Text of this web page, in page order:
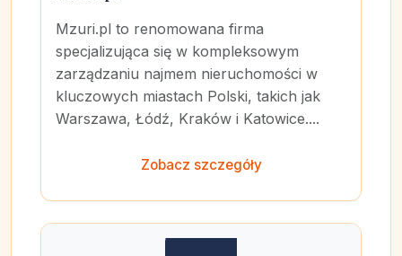
Mzuri.pl to renomowana firma
specjalizująca się w kompleksowym
zarządzaniu najmem nieruchomości w
kluczowych miastach Polski, takich jak
Warszawa, Łódź, Kraków i Katowice....
Zobacz szczegóły